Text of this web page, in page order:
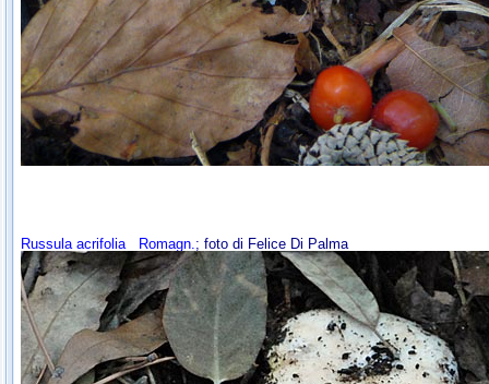
Russula acrifoliaRomagn.; foto di Felice Di Palma